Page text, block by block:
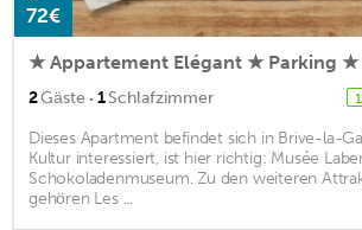
72€
★ Appartement Elégant ★ Parking ★
2Gäste · 1Schlafzimmer
Dieses Apartment befindet sich in Brive-la-
Kultur interessiert, ist hier richtig: Musée
Schokoladenmuseum. Zu den weiteren
gehören Les ...